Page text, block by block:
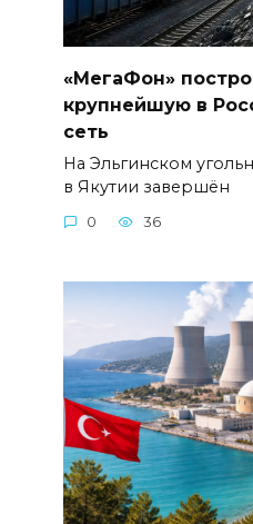
«МегаФон»
крупнейшую в
сеть
На Эльгинском
в Якутии завершён
0 36